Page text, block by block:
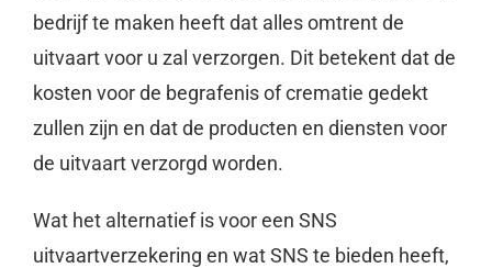
bedrijf te maken heeft dat alles omtrent de
uitvaart voor u zal verzorgen. Dit betekent dat de
kosten voor de begrafenis of crematie gedekt
zullen zijn en dat de producten en diensten voor
de uitvaart verzorgd worden.
Wat het alternatief is voor een SNS
uitvaartverzekering en wat SNS te bieden heeft,